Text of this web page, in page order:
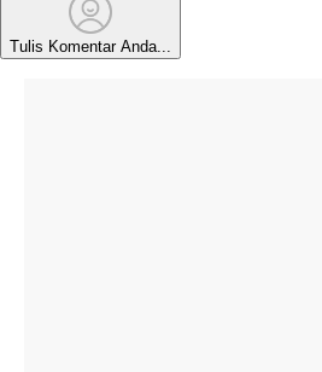
Tulis Komentar Anda...